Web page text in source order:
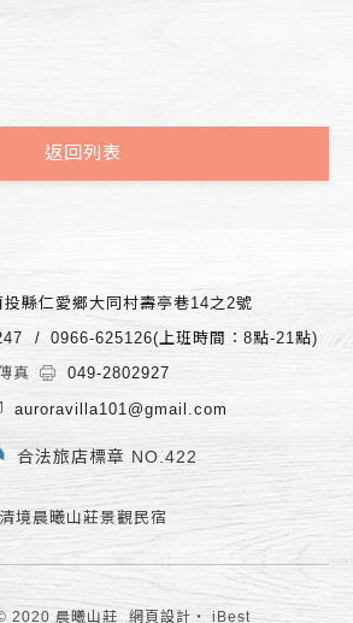
返回列表
投縣仁愛鄉大同村壽亭巷14之2號
0966-625126(上班時間：8點-21點)
真
049-2802927
auroravilla101@gmail.com
合法旅店標章 NO.422
清境晨曦山莊景觀民宿
2020 晨曦山莊 網頁設計 ‧ iBest